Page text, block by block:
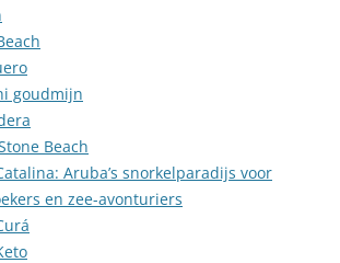
goudmijn
Beach
Aruba’s snorkelparadijs voor
en zee-avonturiers